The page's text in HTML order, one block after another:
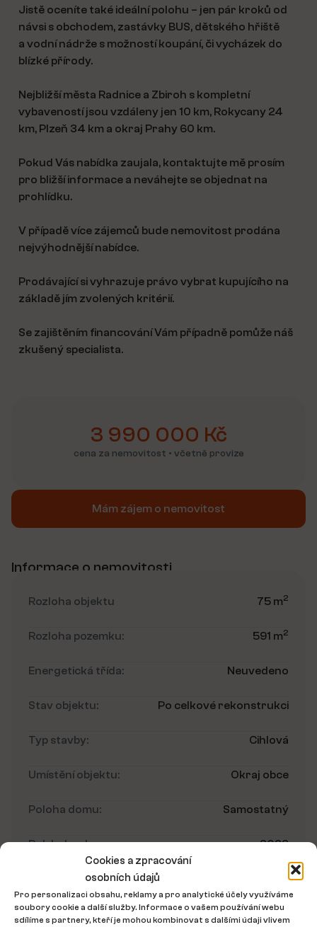
Cookies a zpracování
osobních údajů
Pro personalizaci obsahu, reklamy a pro analytické účely využíváme
soubory cookie a další služby. Informace o vašem používání webu
sdílíme s partnery, kteří je mohou kombinovat s dalšími údaji vlivem
Jistě oceníte také ideální polohu – jen pár kroků od
návsi s obchodem, zastávky BUS, dětského hřiště
a vodní nádrže s možností koupání, či vycházek do
blízké přírody.
Nejbližší města Radnice a Zbiroh s kompletní
vybaveností jsou vzdáleny jen 10 km, Rokycany 24
km, Plzeň 34 km a okraj Prahy 60 km.
Pokud Vás nabídka zaujala, kontaktujte mě prosím
pro bližší informace a neváhejte se objednat na
prohlídku.
V případě více zájemců bude nemovitost prodána
nejvýhodnější nabídce.
Prodávající si vyhrazuje právo vybrat kupujícího na
základě jím zvolených kritérií.
Se zajištěním financování Vám případně pomůže náš
zkušený specialista.
3 990 000 Kč
cena za nemovitost • včetně provize
Mám zájem o nemovitost
Informace o nemovitosti
Rozloha objektu 75 m2
Rozloha pozemku: 591 m2
Energetická třída: Neuvedeno
Stav objektu: Po celkové rekonstrukci
Typ stavby: Cihlová
Umístění objektu: Okraj obce
Poloha domu: Samostatný
Rok kolaudace: 2022
Bezbariérový přístup: Ne
Umístění nemovitosti